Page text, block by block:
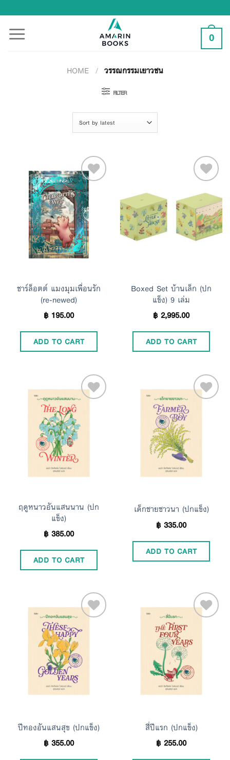
to
content
0
HOME / วรรณกรรมเยาวชน
FILTER
Add to
Wishlist
ชาร์ล็อตต์ แมงมุมเพื่อนรัก
(re-newed)
฿195.00
ADD TO CART
Add to
Wishlist
Boxed Set บ้านเล็ก (ปก
แข็ง) 9 เล่ม
฿2,995.00
ADD TO CART
ฤดูหนาวอันแสนนาน (ปก
แข็ง)
฿385.00
ADD TO CART
เด็กชายชาวนา (ปกแข็ง)
฿335.00
ADD TO CART
Wishlist
ปีทองอันแสนสุข (ปกแข็ง)
฿355.00
สี่ปีแรก (ปกแข็ง)
฿255.00